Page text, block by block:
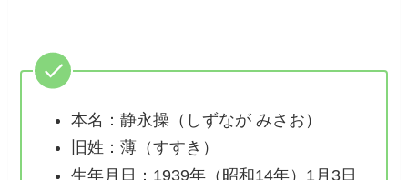
本名：静永操（しずなが みさお）
旧姓：薄（すすき）
生年月日：1939年（昭和14年）1月3日